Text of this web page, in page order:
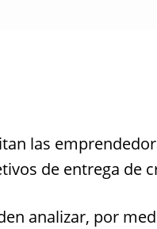
las
de entrega de
analizar, por